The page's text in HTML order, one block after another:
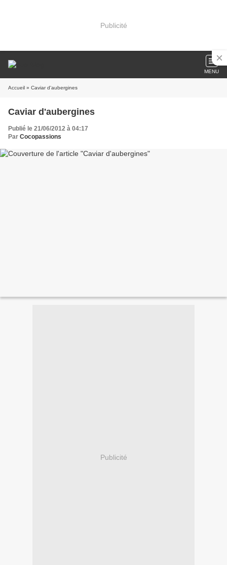
Publicité
MENU
Accueil » Caviar d'aubergines
Caviar d'aubergines
Publié le 21/06/2012 à 04:17
Par Cocopassions
Publicité